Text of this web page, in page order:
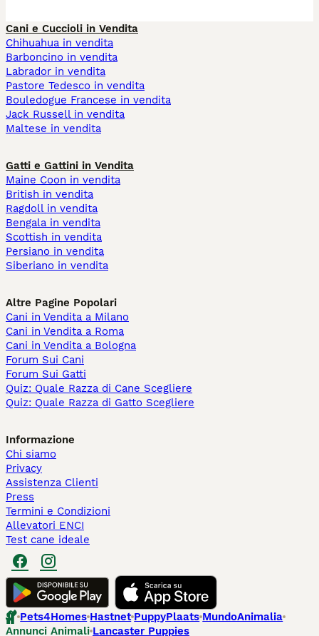
Cani e Cuccioli in Vendita
Chihuahua in vendita
Barboncino in vendita
Labrador in vendita
Pastore Tedesco in vendita
Bouledogue Francese in vendita
Jack Russell in vendita
Maltese in vendita
Gatti e Gattini in Vendita
Maine Coon in vendita
British in vendita
Ragdoll in vendita
Bengala in vendita
Scottish in vendita
Persiano in vendita
Siberiano in vendita
Altre Pagine Popolari
Cani in Vendita a Milano
Cani in Vendita a Roma
Cani in Vendita a Bologna
Forum Sui Cani
Forum Sui Gatti
Quiz: Quale Razza di Cane Scegliere
Quiz: Quale Razza di Gatto Scegliere
Informazione
Chi siamo
Privacy
Assistenza Clienti
Press
Termini e Condizioni
Allevatori ENCI
Test cane ideale
Pets4Homes Hastnet PuppyPlaats MundoAnimalia
Annunci Animali Lancaster Puppies